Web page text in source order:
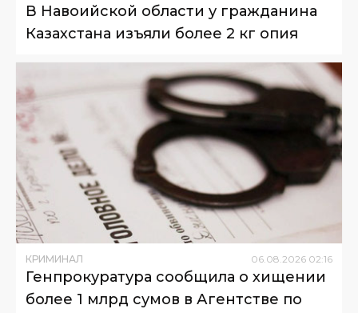
В Навоийской области у гражданина
Казахстана изъяли более 2 кг опия
КРИМИНАЛ 06.08.2026 02:16
Генпрокуратура сообщила о хищении
более 1 млрд сумов в Агентстве по